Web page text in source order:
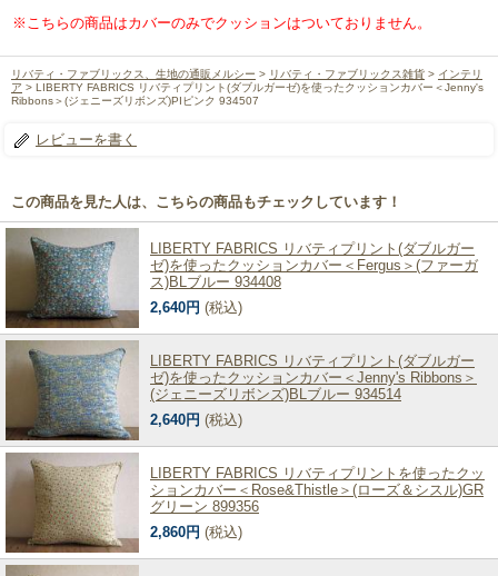
※こちらの商品はカバーのみでクッションはついておりません。
リバティ・ファブリックス、生地の通販メルシー > リバティ・ファブリックス雑貨 > インテリ
ア > LIBERTY FABRICS リバティプリント(ダブルガーゼ)を使ったクッションカバー＜Jenny's
Ribbons＞(ジェニーズリボンズ)PIピンク 934507
レビューを書く
この商品を見た人は、こちらの商品もチェックしています！
LIBERTY FABRICS リバティプリント(ダブルガー
ゼ)を使ったクッションカバー＜Fergus＞(ファーガ
ス)BLブルー 934408
2,640円 (税込)
LIBERTY FABRICS リバティプリント(ダブルガー
ゼ)を使ったクッションカバー＜Jenny's Ribbons＞
(ジェニーズリボンズ)BLブルー 934514
2,640円 (税込)
LIBERTY FABRICS リバティプリントを使ったクッ
ションカバー＜Rose&Thistle＞(ローズ＆シスル)GR
グリーン 899356
2,860円 (税込)